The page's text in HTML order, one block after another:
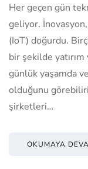
Her geçen gün
geliyor.
(IoT) doğurdu.
bir şekilde yatırım
günlük yaşamda
olduğunu
şirketleri…
OKUMAYA